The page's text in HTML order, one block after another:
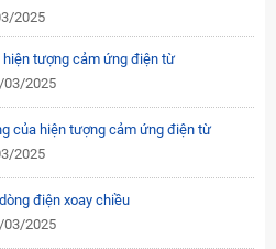
2025
hiện tượng cảm ứng điện từ
03/2025
của hiện tượng cảm ứng điện từ
2025
điện xoay chiều
03/2025